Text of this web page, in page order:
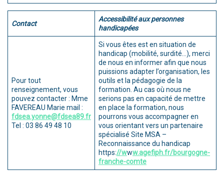
Contact
Accessibilité aux personnes
handicapées
Pour tout
renseignement, vous
pouvez contacter : Mme
FAVEREAU Marie mail :
fdsea.yonne@fdsea89.fr
Tel : 03 86 49 48 10
Si vous êtes est en situation de
handicap (mobilité, surdité…), merci
de nous en informer afin que nous
puissions adapter l’organisation, les
outils et la pédagogie de la
formation. Au cas où nous ne
serions pas en capacité de mettre
en place la formation, nous
pourrons vous accompagner en
vous orientant vers un partenaire
spécialisé Site MSA –
Reconnaissance du handicap
https://www.agefiph.fr/bourgogne-
franche-comte